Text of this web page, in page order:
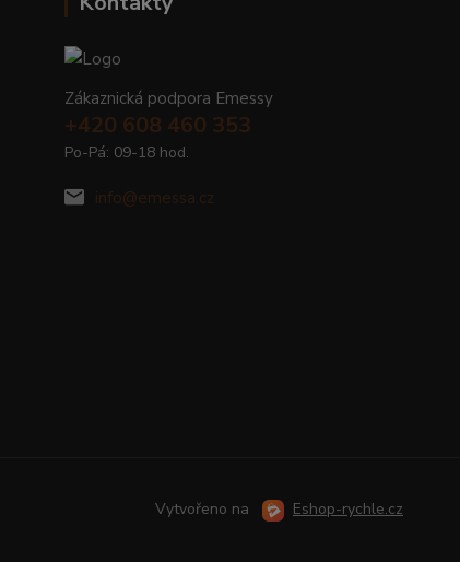
Zákaznická podpora Emessy
+420 608 460 353
Po-Pá: 09-18 hod.
info@emessa.cz
Vytvořeno na Eshop-rychle.cz